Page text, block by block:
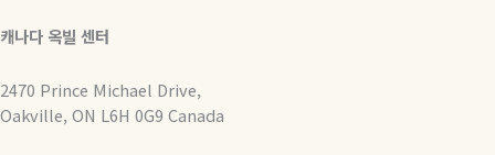
캐나다 옥빌 센터
2470 Prince Michael Drive,
Oakville, ON L6H 0G9 Canada